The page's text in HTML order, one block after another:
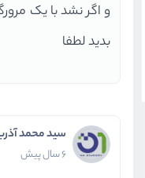
و اگر نشد با یک
بدید لطفا
سید محمد
6 سال پیش